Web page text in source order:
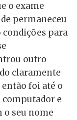
o exame
permaneceu
condições para
outro
claramente
então foi até o
computador e
o seu nome